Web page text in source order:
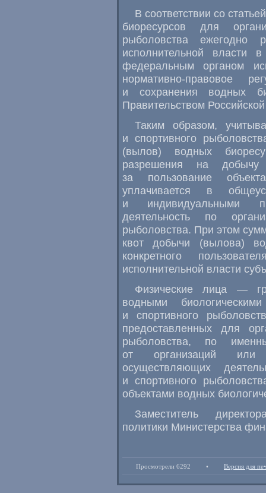
В соответствии со
биоресурсов для
рыболовства ежегодно
исполнительной власти
федеральным органом
нормативно-правовое
и сохранения водных
Правительством
Таким образом,
и спортивного
(вылов) водных
разрешения на
за пользование
уплачивается в
и индивидуальными
деятельность по
рыболовства. При этом
квот добычи (вылова)
конкретного
исполнительной власти
Физические лица —
водными
и спортивного
предоставленных для
рыболовства, по
от организаций или
осуществляющих
и спортивного
объектами водных
Заместитель
политики Министерства
Просмотрели 6292 • Версия для